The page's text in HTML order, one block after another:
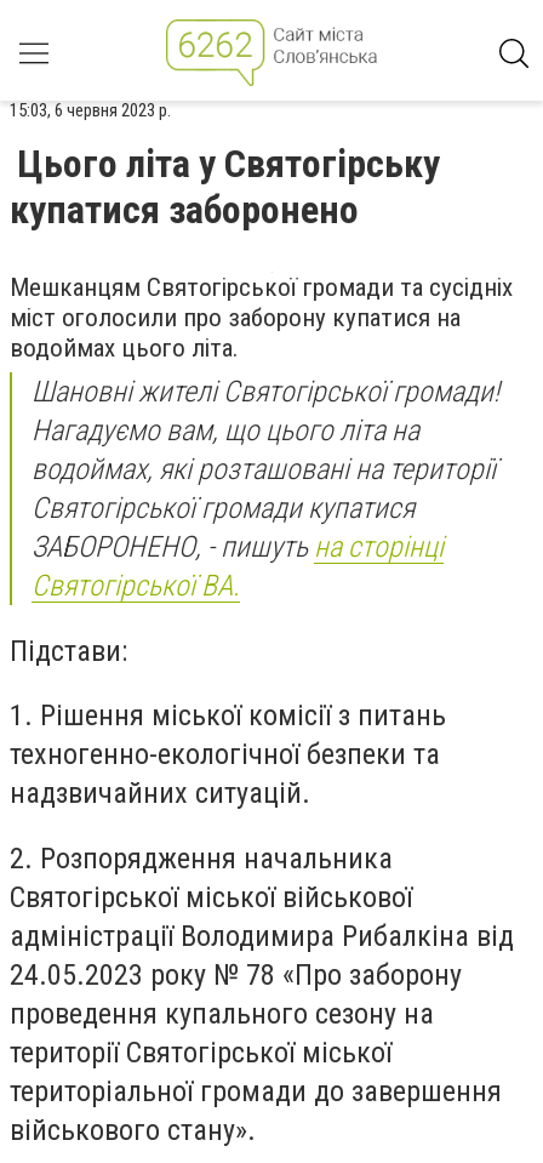
15:03, 6 червня 2023 р.
Цього літа у Святогірську
купатися заборонено
Мешканцям Святогірської громади та сусідніх
міст оголосили про заборону купатися на
водоймах цього літа.
Шановні жителі Святогірської громади!
Нагадуємо вам, що цього літа на
водоймах, які розташовані на території
Святогірської громади купатися
ЗАБОРОНЕНО, - пишуть на сторінці
Святогірської ВА.
Підстави:
1. Рішення міської комісії з питань
техногенно-екологічної безпеки та
надзвичайних ситуацій.
2. Розпорядження начальника
Святогірської міської військової
адміністрації Володимира Рибалкіна від
24.05.2023 року № 78 «Про заборону
проведення купального сезону на
території Святогірської міської
територіальної громади до завершення
військового стану».